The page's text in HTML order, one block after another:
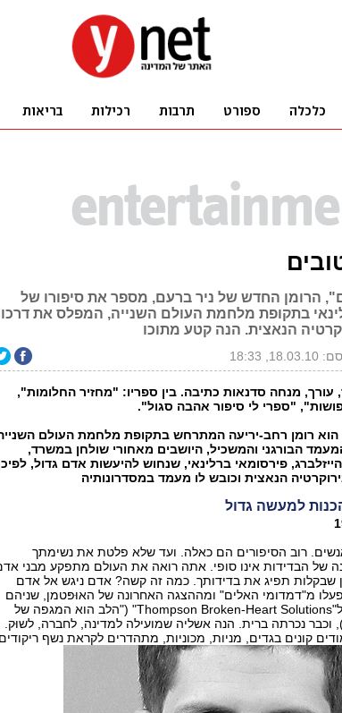
הרומן החדש של ניר ברעם, מספר את סיפורו של
בתקופת מלחמת העולם השנייה, המפלס את דרכו
הנאצית. הנה קטע מתוכו
18:33
עורך, מנחה סדנאות כתיבה. בין ספריו: "מחזיר החלומות",
"ספרי לי סיפור אהבה סגול".
רומן רחב-יריעה המתרחש בתקופת מלחמת העולם
המעמד הבורגני והמשכיל, היושבים מאחורי שולחן במשרד,
פירסומאי ברלינאי, שנחוש להיעשות אדם גדול,
הנאצית וכובש לו מעמד במסדרונותיה
למעשה גדול
רוב הסיפורים הם כאלה. ועד שלא פלטת את נשימתך
של הבדידות אינו סופי. אתה רואה את העולם מתפקע מבני
שבקלות תפיג את בדידותך. כמה זה קשה? אדם ניגש אל אדם
מ"דמדומי האלים" ומההצגה האחרונה של האוּפּטמן, שניהם
קנו את המניה של"Thompson Broken-Heart Solutions" ("הלב הוא המגפה של
נכרתה ברית. הנה אשליה שמועילה למדינה, לחברה, לשוּק.
קונים בגדים, מניות, מכוניות, מתהדרים לקראת נשף